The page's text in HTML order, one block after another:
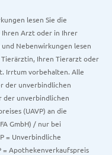
lesen Sie die
Ihren Arzt oder in Ihrer
Nebenwirkungen lesen
Tierärztin, Ihren Tierarzt oder
Irrtum vorbehalten. Alle
der unverbindlichen
der unverbindlichen
(UAVP) an die
GmbH) / nur bei
= Unverbindliche
= Apothekenverkaufspreis